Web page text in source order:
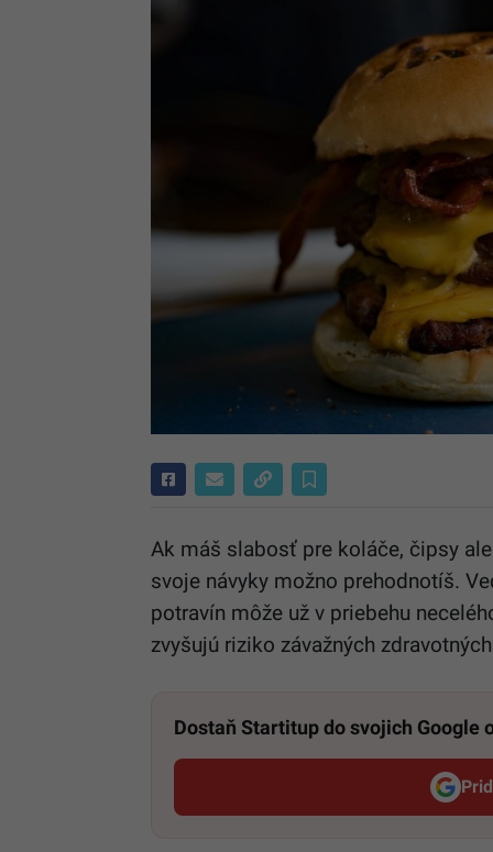
Ak máš slabosť pre koláče, čipsy
svoje návyky možno prehodnotíš.
potravín môže už v priebehu
zvyšujú riziko závažných
Dostaň Startitup do svojich Google